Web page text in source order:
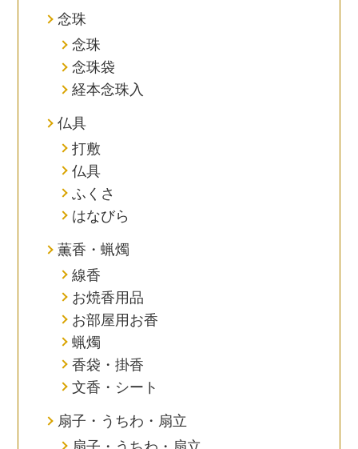
念珠
念珠
念珠袋
経本念珠入
仏具
打敷
仏具
ふくさ
はなびら
薫香・蝋燭
線香
お焼香用品
お部屋用お香
蝋燭
香袋・掛香
文香・シート
扇子・うちわ・扇立